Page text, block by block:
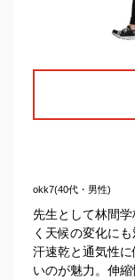
okk7(40代・男性)
先生として林間
く天候の変化に
汗速乾と通気性
いのが魅力。伸